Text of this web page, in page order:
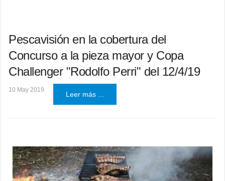
Pescavisión en la cobertura del
Concurso a la pieza mayor y Copa
Challenger "Rodolfo Perri" del 12/4/19
10 May 2019
Leer más ...